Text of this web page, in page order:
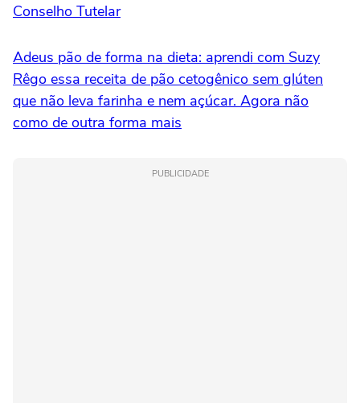
Conselho Tutelar
Adeus pão de forma na dieta: aprendi com Suzy
Rêgo essa receita de pão cetogênico sem glúten
que não leva farinha e nem açúcar. Agora não
como de outra forma mais
PUBLICIDADE